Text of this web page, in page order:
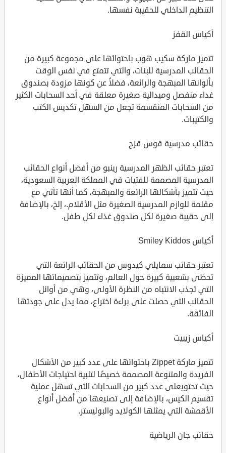
التنظيم الداخلي للحقيبة نفسها.
أكياس القفز
تتميز ماركة سكيب هوب باحتوائها على مجموعة كبيرة من
الحقائب المدرسية للبنات، والتي تتمتع في نفس الوقت
بألوانها المبهجة والرائعة، فضلاً عن كونها مزودة بصندوق
غداء منفصل وميدالية صغيرة معلقة في أحد السحابات الكثير
من السحابات المنقسمة تجعل من السهل تكديس الكتب
والكتيبات.
حقائب مدرسية قوس قزح
تعتبر حقائب الظهر المدرسية رينبو من أفضل أنواع الحقائب
المدرسية المصممة للفتيات في المملكة العربية السعودية،
حيث تتميز بأشكالها الرائعة والمبهجة، كما أنها تأتي مع
مقلمة للوازم المدرسية الصغيرة مثل الأقلام.، إلخ، بالإضافة
إلى حقيبة صغيرة لكل صندوق غذاء لكل طفل.
أكياس Smiley Kiddos
تعتبر حقائب سمايلي كيدوس من الحقائب الرائعة التي
تحظى بشعبية كبيرة حول العالم، وتتميز بتصميماتها المميزة
التي تجذب الانتباه من النظرة الأولى، وهي من أوائل
الحقائب التي حصلت على براءة اختراع، مما يدل على جودتها
الفائقة.
أكياس زيبيت
تتميز ماركة Zippet باحتوائها على عدد كبير من الأشكال
الفريدة والمتنوعة المصممة خصيصًا لتلبية احتياجات الأطفال،
حيث تحتويعلى عدد كبير من السحابات التي تسهل عملية
تقسيم الكيس، بالإضافة إلى تصنيعها من أفضل أنواع
الأقمشة التي يمثلها الكولايد والبوليستر.
حقائب جان الرياضية